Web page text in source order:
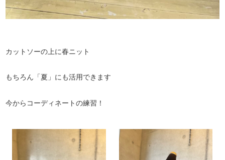
カットソーの上に春ニット
もちろん「夏」にも活用できます
今からコーディネートの練習！